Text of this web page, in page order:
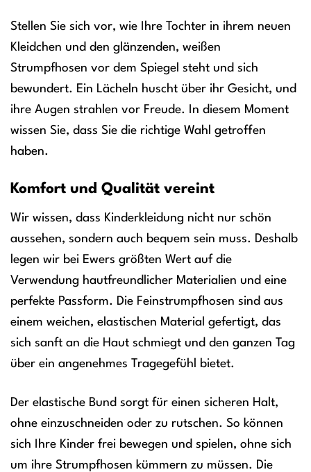
Stellen Sie sich vor, wie Ihre Tochter in ihrem neuen
Kleidchen und den glänzenden, weißen
Strumpfhosen vor dem Spiegel steht und sich
bewundert. Ein Lächeln huscht über ihr Gesicht, und
ihre Augen strahlen vor Freude. In diesem Moment
wissen Sie, dass Sie die richtige Wahl getroffen
haben.
Komfort und Qualität vereint
Wir wissen, dass Kinderkleidung nicht nur schön
aussehen, sondern auch bequem sein muss. Deshalb
legen wir bei Ewers größten Wert auf die
Verwendung hautfreundlicher Materialien und eine
perfekte Passform. Die Feinstrumpfhosen sind aus
einem weichen, elastischen Material gefertigt, das
sich sanft an die Haut schmiegt und den ganzen Tag
über ein angenehmes Tragegefühl bietet.
Der elastische Bund sorgt für einen sicheren Halt,
ohne einzuschneiden oder zu rutschen. So können
sich Ihre Kinder frei bewegen und spielen, ohne sich
um ihre Strumpfhosen kümmern zu müssen. Die